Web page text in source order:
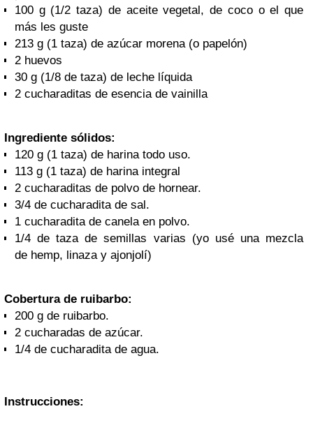
100 g (1/2 taza) de aceite vegetal, de coco o el que
más les guste
213 g (1 taza) de azúcar morena (o papelón)
2 huevos
30 g (1/8 de taza) de leche líquida
2 cucharaditas de esencia de vainilla
Ingrediente sólidos:
120 g (1 taza) de harina todo uso.
113 g (1 taza) de harina integral
2 cucharaditas de polvo de hornear.
3/4 de cucharadita de sal.
1 cucharadita de canela en polvo.
1/4 de taza de semillas varias (yo usé una mezcla
de hemp, linaza y ajonjolí)
Cobertura de ruibarbo:
200 g de ruibarbo.
2 cucharadas de azúcar.
1/4 de cucharadita de agua.
Instrucciones: